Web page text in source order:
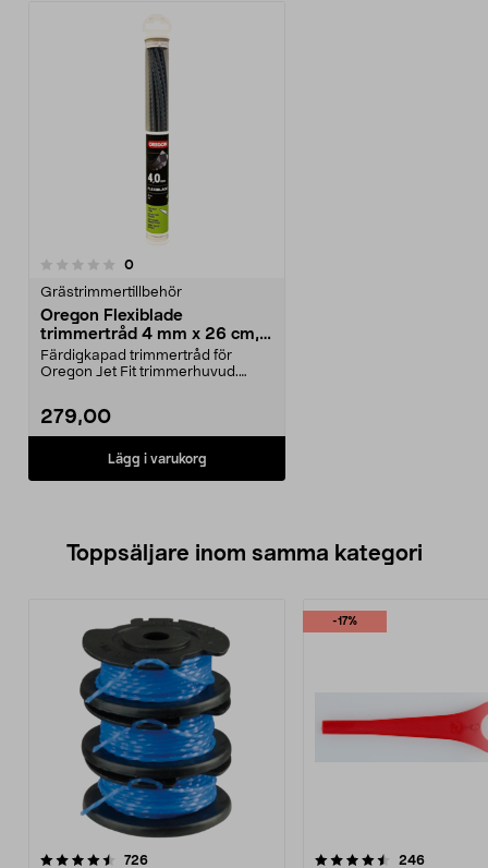
0recensioner
Grästrimmertillbehör
Oregon Flexiblade
trimmertråd 4 mm x 26 cm,
20-pack
Färdigkapad trimmertråd för
Oregon Jet Fit trimmerhuvud.
279,00
Lägg i varukorg
Toppsäljare inom samma kategori
726recensioner
-17%
4.5 av 5 stjärnor 246
4.5 av 5 stjärnor